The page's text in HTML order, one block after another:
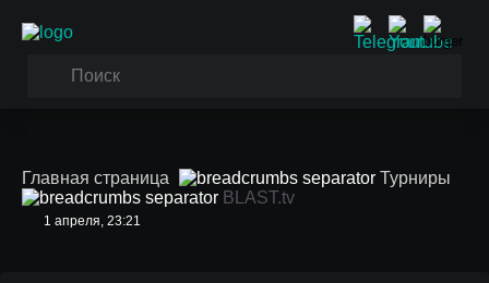
Главная страница
Турниры
BLAST.tv
1 апреля, 23:21